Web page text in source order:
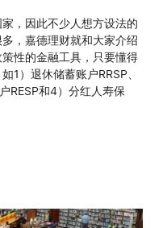
，因此不少人想方设法的
，嘉德理财就和大家介绍
性的金融工具，只要懂得
1）退休储蓄账户RRSP、
RESP和4）分红人寿保